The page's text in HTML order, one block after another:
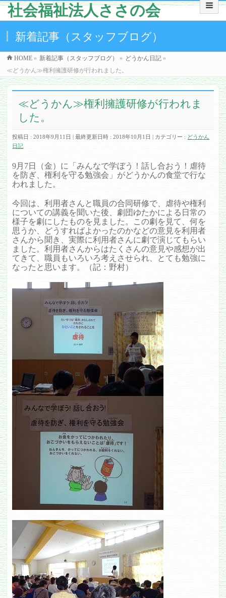
社会福祉法人ささの会
新着記事（スタッフブログ）
HOME » 新着記事（スタッフブログ） » どうかん日記 »
≪どうかん≫権利擁護研修が行われました。
≪どうかん≫権利擁護研修が行われま
した。
投稿日 : 2018年9月11日 最終更新日時 : 2018年10月1日 カテゴリー : どうかん
日記
9月7日（金）に「みんなで学ぼう！話し合おう！虐待
を防ぎ、権利を守る勉強会」がどうかんの食堂で行な
われました。
今回は、利用者さんと職員の合同研修で、虐待や権利
についての講義を聞いた後、劇団ゆたかによる日常の
様子を劇にしたものを見ました。この劇を見て、何を
思うか、どうすればよかったのかなどの意見を利用者
さんから聞き、実際に利用者さんに劇で演じてもらい
ました。利用者さんからはたくさんの意見や感想が出
てきて、職員もいろいろ考えさせられ、とても勉強に
なったと思います。（記：野村）